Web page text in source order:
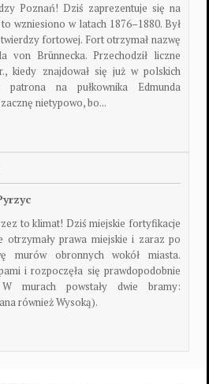
Poznań! Dziś zaprezentuje się na
wzniesiono w latach 1876–1880. Był
fortowej. Fort otrzymał nazwę
von Brünnecka. Przechodził liczne
kiedy znajdował się już w polskich
na pułkownika Edmunda
nietypowo, bo...
to klimat! Dziś miejskie fortyfikacje
otrzymały prawa miejskie i zaraz po
murów obronnych wokół miasta.
i rozpoczęła się prawdopodobnie
murach powstały dwie bramy:
również Wysoką).